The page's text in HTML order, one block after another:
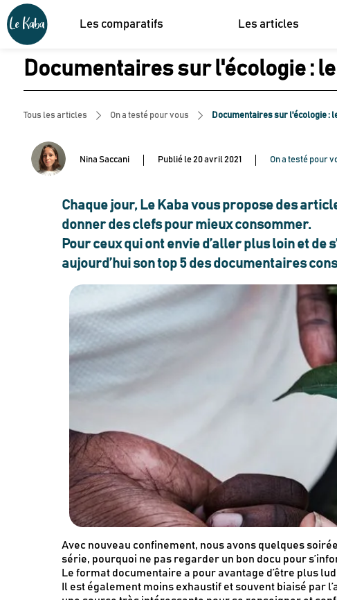
Les comparatifs Les articles
Documentaires sur l'écologie : le
Tous les articles On a testé pour vous Documentaires sur l'écologie :
Nina Saccani Publié le20 avril 2021 On a testé pour
Chaque jour, Le Kaba vous propose des
donner des clefs pour mieux consommer.
Pour ceux qui ont envie d’aller plus loin et de
aujourd’hui son top 5 des documentaires
Avec nouveau confinement, nous avons quelques
série, pourquoi ne pas regarder un bon docu pour
Le format documentaire a pour avantage d’être plus
Il est également moins exhaustif et souvent biaisé par